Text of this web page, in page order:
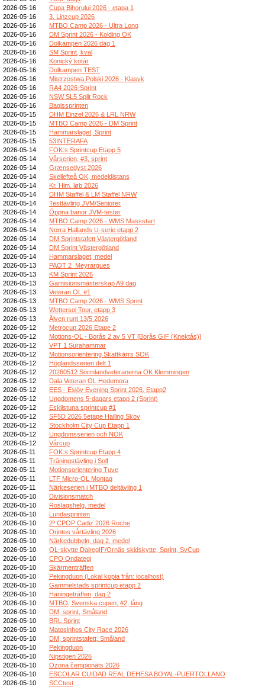
2026-05-16
Cupa Bihorului 2026 - etapa 1
2026-05-16
3. Linzcup 2026
2026-05-16
MTBO Camp 2026 - Ultra Long
2026-05-16
DM Sprint 2026 - Kolding OK
2026-05-16
Dolkampen 2026 dag 1
2026-05-16
SM Sprint, kval
2026-05-16
Konický kotár
2026-05-16
Dolkampen TEST
2026-05-16
Mistrzostwa Polski 2026 - Klasyk
2026-05-16
RA4 2026-Sprint
2026-05-16
NSW SL5 Split Rock
2026-05-16
Bagissprinten
2026-05-15
DHM Einzel 2026 & LRL NRW
2026-05-15
MTBO Camp 2026 - DM Sprint
2026-05-15
Hammarslaget, Sprint
2026-05-15
53INTERAFA
2026-05-14
FOK:s Sprintcup Etapp 5
2026-05-14
Vårserien, #3, sprint
2026-05-14
Grænsedyst 2026
2026-05-14
Skellefteå OK, medeldistans
2026-05-14
Kr. Him. løb 2026
2026-05-14
DHM Staffel & LM Staffel NRW
2026-05-14
Testtävling JVM/Seniorer
2026-05-14
Öppna banor JVM-tester
2026-05-14
MTBO Camp 2026 - WMS Massstart
2026-05-14
Norra Hallands U-serie etapp 2
2026-05-14
DM Sprintstafett Västergötland
2026-05-14
DM Sprint Västergötland
2026-05-14
Hammarslaget, medel
2026-05-13
PAOT 2_Meyrargues
2026-05-13
KM Sprint 2026
2026-05-13
Garnisionsmästerskap A9 dag
2026-05-13
Veteran OL #1
2026-05-13
MTBO Camp 2026 - WMS Sprint
2026-05-13
Wettersol Tour, etapp 3
2026-05-13
Älven runt 13/5 2026
2026-05-12
Metrocup 2026 Etape 2
2026-05-12
Motions-OL - Borås 2 av 5 VT [Borås GIF (Knektås)]
2026-05-12
VPT 1 Surahammar
2026-05-12
Motionsorientering Skattkärrs SOK
2026-05-12
Höglandsserien delt 1
2026-05-12
20260512 Sörmlandveteranerna OK Klemmingen
2026-05-12
Dala Veteran OL Hedemora
2026-05-12
EES - Eslöv Evening Sprint 2026. Etapp2
2026-05-12
Ungdomens 5-dagars etapp 2 (Sprint)
2026-05-12
Eskilstuna sprintcup #1
2026-05-12
SF5D 2026 5etape Halling Skov
2026-05-12
Stockholm City Cup Etapp 1
2026-05-12
Ungdomsserien och NOK
2026-05-12
Vårcup
2026-05-11
FOK:s Sprintcup Etapp 4
2026-05-11
Träningstävling i Solf
2026-05-11
Motionsorientering Tuve
2026-05-11
LTF Micro-OL Montag
2026-05-11
Närkeserien i MTBO deltävling 1
2026-05-10
Divisionsmatch
2026-05-10
Roslagshelg, medel
2026-05-10
Lundasprinten
2026-05-10
2º CPOP Cadiz 2026 Roche
2026-05-10
Orintos vårtävling 2026
2026-05-10
Närkedubbeln, dag 2, medel
2026-05-10
OL-skytte DalregIF/Ornäs skidskytte, Sprint, SvCup
2026-05-10
CPO Ondategi
2026-05-10
Skärmenträffen
2026-05-10
Pekingduon (Lokal kopia från: localhost)
2026-05-10
Gammelstads sprintcup etapp 2
2026-05-10
Haningeträffen, dag 2
2026-05-10
MTBO, Svenska cupen, #2, lång
2026-05-10
DM, sprint, Småland
2026-05-10
BRL Sprint
2026-05-10
Matosinhos City Race 2026
2026-05-10
DM, sprintstafett, Småland
2026-05-10
Pekingduon
2026-05-10
Nipstigen 2026
2026-05-10
Ozona čempionāts 2026
2026-05-10
ESCOLAR CUIDAD REAL DEHESA BOYAL-PUERTOLLANO
2026-05-10
SCCtest